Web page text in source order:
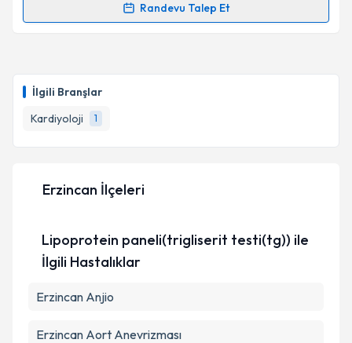
İlgili Branşlar
Kardiyoloji
1
Randevu Talep Et
Randevu Takvimi Talebi
takvim hazırlandığında e-posta ile bilgilendireceğiz.
E-posta Adresiniz
kapsamda işlenmesini kabul ediyorum.
Erzincan İlçeleri
Lipoprotein paneli(trigliserit testi(tg)) ile
İlgili Hastalıklar
Erzincan Anjio
Erzincan Aort Anevrizması